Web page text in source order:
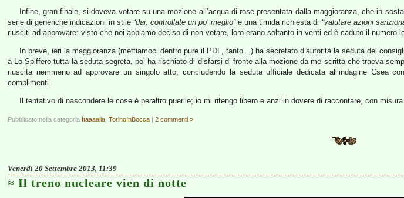
Infine, gran finale, si doveva votare su una mozione all’acqua di rose presentata dalla maggioranza, che in
serie di generiche indicazioni in stile “dai, controllate un po’ meglio”e una timida richiesta di “valutare azioni
riusciti ad approvare: visto che noi abbiamo deciso di non votare, loro erano soltanto in venti ed è caduto il numero
In breve, ieri la maggioranza (mettiamoci dentro pure il PDL, tanto…) ha secretato d’autorità la seduta del
a Lo Spiffero tutta la seduta segreta, poi ha rischiato di disfarsi di fronte alla mozione da me scritta che traeva
riuscita nemmeno ad approvare un singolo atto, concludendo la seduta ufficiale dedicata all’indagine Csea
complimenti.
Il tentativo di nascondere le cose è peraltro puerile; io mi ritengo libero e anzi in dovere di raccontare, con
Pubblicato nella categoria Itaaaalia TorinoInBocca | 2 commenti »
Venerdì 20 Settembre 2013, 11:39
Il treno nucleare vien di notte